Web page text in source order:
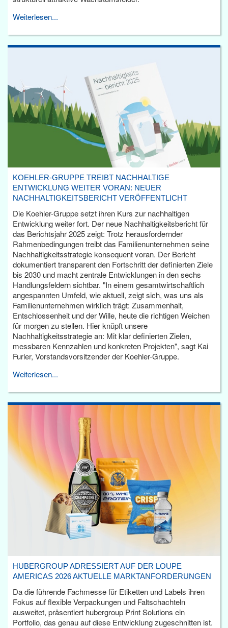
Weiterlesen...
KOEHLER-GRUPPE TREIBT NACHHALTIGE
ENTWICKLUNG WEITER VORAN: NEUER
NACHHALTIGKEITSBERICHT VERÖFFENTLICHT
Die Koehler-Gruppe setzt ihren Kurs zur nachhaltigen
Entwicklung weiter fort. Der neue Nachhaltigkeitsbericht für
das Berichtsjahr 2025 zeigt: Trotz herausfordernder
Rahmenbedingungen treibt das Familienunternehmen seine
Nachhaltigkeitsstrategie konsequent voran. Der Bericht
dokumentiert transparent den Fortschritt der definierten Ziele
bis 2030 und macht zentrale Entwicklungen in den sechs
Handlungsfeldern sichtbar. "In einem gesamtwirtschaftlich
angespannten Umfeld, wie aktuell, zeigt sich, was uns als
Familienunternehmen wirklich trägt: Zusammenhalt,
Entschlossenheit und der Wille, heute die richtigen Weichen
für morgen zu stellen. Hier knüpft unsere
Nachhaltigkeitsstrategie an: Mit klar definierten Zielen,
messbaren Kennzahlen und konkreten Projekten", sagt Kai
Furler, Vorstandsvorsitzender der Koehler-Gruppe.
Weiterlesen...
HUBERGROUP ADRESSIERT AUF DER LOUPE
AMERICAS 2026 AKTUELLE MARKTANFORDERUNGEN
Da die führende Fachmesse für Etiketten und Labels ihren
Fokus auf flexible Verpackungen und Faltschachteln
ausweitet, präsentiert hubergroup Print Solutions ein
Portfolio, das genau auf diese Entwicklung zugeschnitten ist.